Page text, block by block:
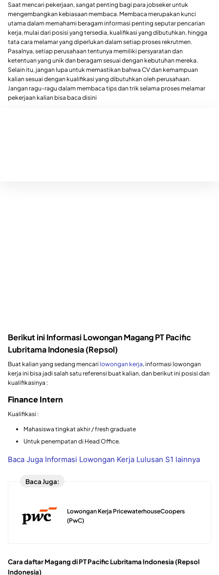
Saat mencari pekerjaan, sangat penting bagi para jobseker untuk
mengembangkan kebiasaan membaca. Membaca merupakan kunci
utama dalam memahami beragam informasi penting seputar pencarian
kerja, mulai dari posisi yang tersedia, kualifikasi yang dibutuhkan, hingga
tata cara melamar yang diperlukan dalam setiap proses rekrutmen.
Pasalnya, setiap perusahaan tentunya memiliki persyaratan dan
ketentuan yang unik dan beragam sesuai dengan kebutuhan mereka.
Selain itu, jangan lupa untuk memastikan bahwa CV dan kemampuan
kalian sesuai dengan kualifikasi yang dibutuhkan oleh perusahaan.
Jangan ragu-ragu dalam membaca tips dan trik selama proses melamar
pekerjaan kalian bisa baca disini
Berikut ini Informasi Lowongan Magang PT Pacific
Lubritama Indonesia (Repsol)
Buat kalian yang sedang mencari lowongan kerja, informasi lowongan
kerja ini bisa jadi salah satu referensi buat kalian, dan berikut ini posisi dan
kualifikasinya :
Finance Intern
Kualifikasi :
Mahasiswa tingkat akhir / fresh graduate
Untuk penempatan di Head Office.
Baca Juga Informasi Lowongan Kerja Lulusan S1 lainnya
Baca Juga:
Lowongan Kerja PricewaterhouseCoopers
(PwC)
Cara daftar Magang di PT Pacific Lubritama Indonesia (Repsol
Indonesia)